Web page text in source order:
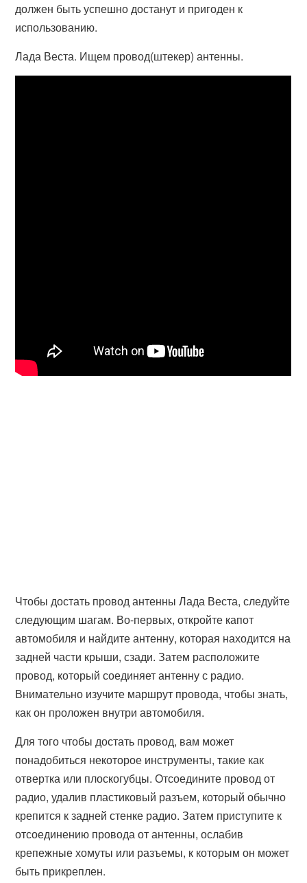
должен быть успешно достанут и пригоден к
использованию.
Лада Веста. Ищем провод(штекер) антенны.
Чтобы достать провод антенны Лада Веста, следуйте
следующим шагам. Во-первых, откройте капот
автомобиля и найдите антенну, которая находится на
задней части крыши, сзади. Затем расположите
провод, который соединяет антенну с радио.
Внимательно изучите маршрут провода, чтобы знать,
как он проложен внутри автомобиля.
Для того чтобы достать провод, вам может
понадобиться некоторое инструменты, такие как
отвертка или плоскогубцы. Отсоедините провод от
радио, удалив пластиковый разъем, который обычно
крепится к задней стенке радио. Затем приступите к
отсоединению провода от антенны, ослабив
крепежные хомуты или разъемы, к которым он может
быть прикреплен.